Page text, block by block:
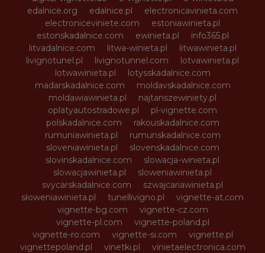
edalnice.org
edalnice.pl
electronicavinieta.com
electroniceviniete.com
estoniawinieta.pl
estonskadalnice.com
ewinieta.pl
info365.pl
litvadalnice.com
litwa-winieta.pl
litwawinieta.pl
livignotunel.pl
livignotunnel.com
lotvawinieta.pl
lotwawinieta.pl
lotysskadalnice.com
madarskadalnice.com
moldavskadalnice.com
moldawiawinieta.pl
najtanszewiniety.pl
oplatyautostradowe.pl
pl-vignette.com
polskadalnice.com
rakouskadalnice.com
rumuniawinieta.pl
rumunskadalnice.com
sloveniawinieta.pl
slovenskadalnice.com
slovinskadalnice.com
slowacja-winieta.pl
slowacjawinieta.pl
sloweniawinieta.pl
svycarskadalnice.com
szwajcariawinieta.pl
słoweniawinieta.pl
tunellivigno.pl
vignette-at.com
vignette-bg.com
vignette-cz.com
vignette-pl.com
vignette-poland.pl
vignette-ro.com
vignette-si.com
vignette.pl
vignettepoland.pl
vinetki.pl
vinietaelectronica.com